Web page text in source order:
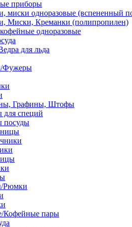
приборы
миски одноразовые (вспененный
Миски, Креманки (полипропилен)
одноразовые
для льда
Фужеры
Графины, Штофы
для специй
посуды
Рюмки
Кофейные пары